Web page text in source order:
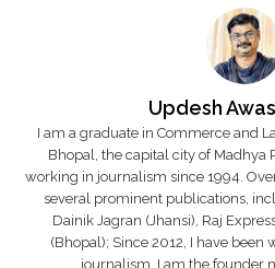
Updesh
I am a graduate in Commerce and
Bhopal, the capital city of Madhya
working in journalism since 1994.
several prominent publications,
Dainik Jagran (Jhansi), Raj
(Bhopal); Since 2012, I have
journalism. I am the founder